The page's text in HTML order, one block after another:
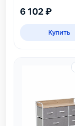
6 102 ₽
Купить